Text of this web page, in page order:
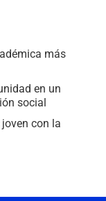
más
en un
social
con la